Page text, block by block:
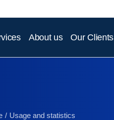
About us Our Clients
Usage and statistics